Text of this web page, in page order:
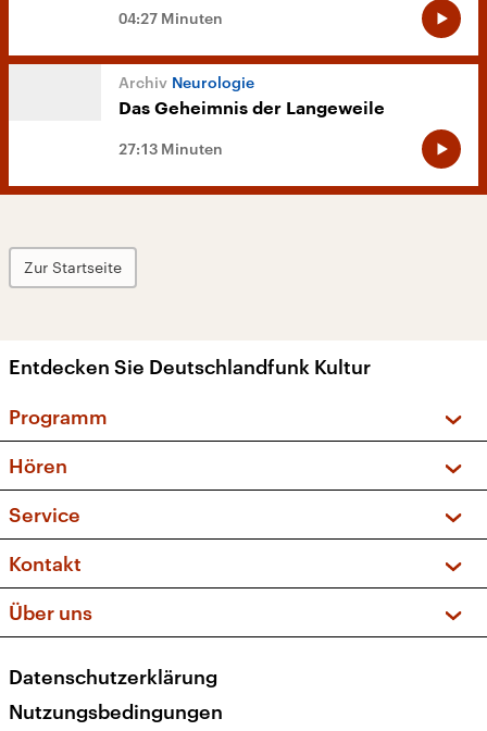
04:27 Minuten
Neurologie
Das Geheimnis der Langeweile
27:13 Minuten
Zur Startseite
Entdecken Sie Deutschlandfunk Kultur
Programm
Sendungen und Podcasts
Musikliste
Kakadu – Das Kinderprogramm
Hören
Frequenzen (UKW + DAB+)
Service
FAQ
Apps
Newsletter
Veranstaltungen
Kontakt
Social Media
Über uns
Presse
Karriere
Datenschutzerklärung
Nutzungsbedingungen